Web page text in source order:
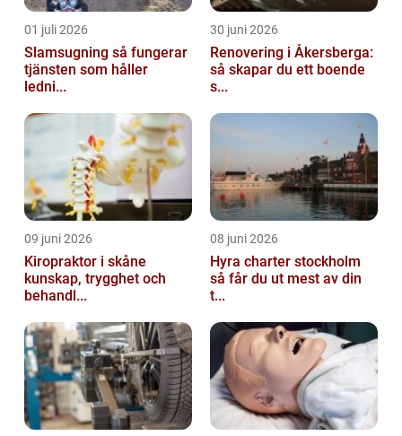
01 juli 2026
Slamsugning så fungerar
tjänsten som håller
ledni...
30 juni 2026
Renovering i Åkersberga:
så skapar du ett boende
s...
09 juni 2026
Kiropraktor i skåne
kunskap, trygghet och
behandl...
08 juni 2026
Hyra charter stockholm
så får du ut mest av din
t...